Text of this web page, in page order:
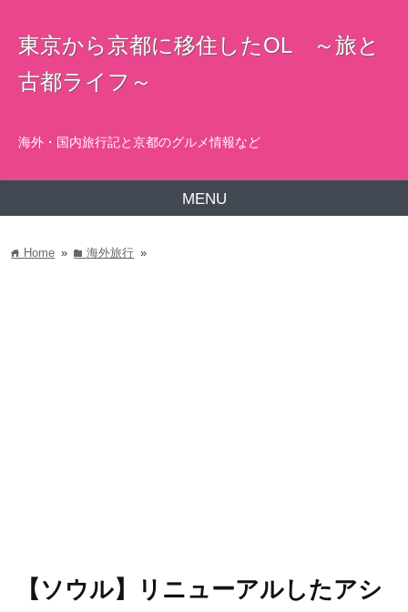
東京から京都に移住したOL ～旅と
古都ライフ～
海外・国内旅行記と京都のグルメ情報など
MENU
home Home » folder海外旅行 »
【ソウル】リニューアルしたアシ